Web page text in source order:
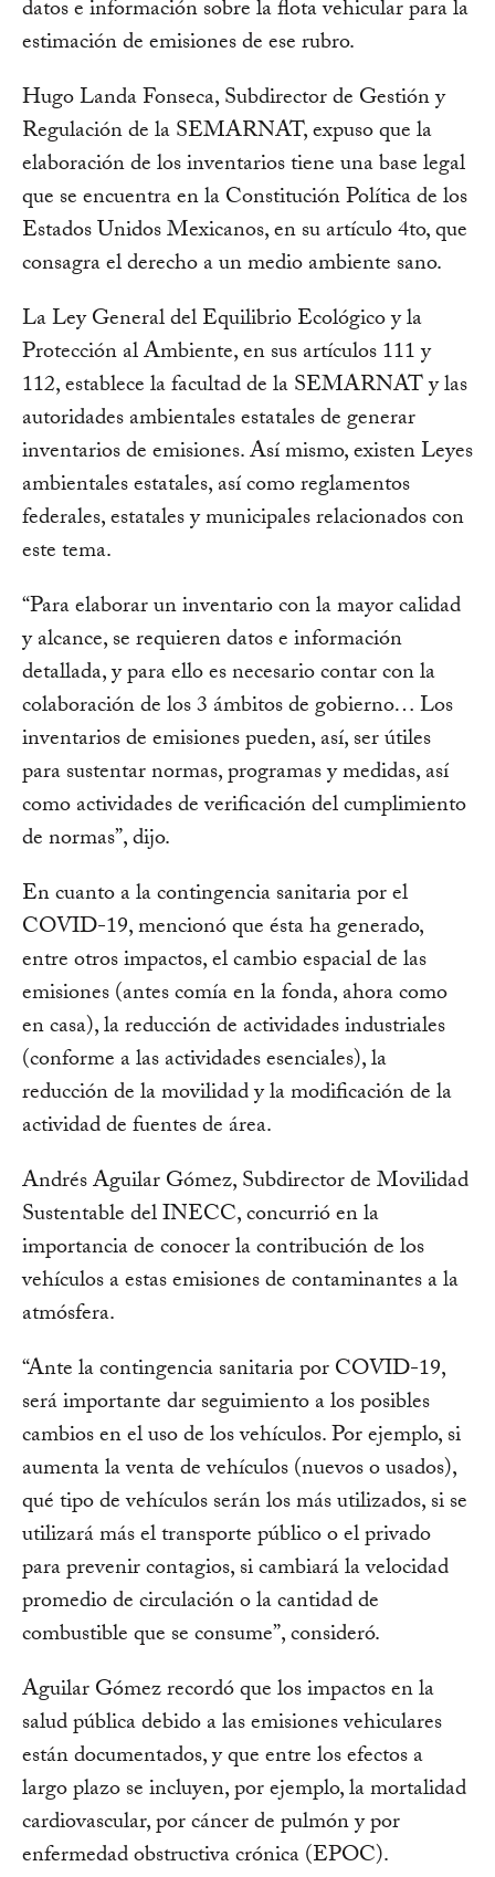
datos e información sobre la flota vehicular para la
estimación de emisiones de ese rubro.
Hugo Landa Fonseca, Subdirector de Gestión y
Regulación de la SEMARNAT, expuso que la
elaboración de los inventarios tiene una base legal
que se encuentra en la Constitución Política de los
Estados Unidos Mexicanos, en su artículo 4to, que
consagra el derecho a un medio ambiente sano.
La Ley General del Equilibrio Ecológico y la
Protección al Ambiente, en sus artículos 111 y
112, establece la facultad de la SEMARNAT y las
autoridades ambientales estatales de generar
inventarios de emisiones. Así mismo, existen Leyes
ambientales estatales, así como reglamentos
federales, estatales y municipales relacionados con
este tema.
“Para elaborar un inventario con la mayor calidad
y alcance, se requieren datos e información
detallada, y para ello es necesario contar con la
colaboración de los 3 ámbitos de gobierno… Los
inventarios de emisiones pueden, así, ser útiles
para sustentar normas, programas y medidas, así
como actividades de verificación del cumplimiento
de normas”, dijo.
En cuanto a la contingencia sanitaria por el
COVID-19, mencionó que ésta ha generado,
entre otros impactos, el cambio espacial de las
emisiones (antes comía en la fonda, ahora como
en casa), la reducción de actividades industriales
(conforme a las actividades esenciales), la
reducción de la movilidad y la modificación de la
actividad de fuentes de área.
Andrés Aguilar Gómez, Subdirector de Movilidad
Sustentable del INECC, concurrió en la
importancia de conocer la contribución de los
vehículos a estas emisiones de contaminantes a la
atmósfera.
“Ante la contingencia sanitaria por COVID-19,
será importante dar seguimiento a los posibles
cambios en el uso de los vehículos. Por ejemplo, si
aumenta la venta de vehículos (nuevos o usados),
qué tipo de vehículos serán los más utilizados, si se
utilizará más el transporte público o el privado
para prevenir contagios, si cambiará la velocidad
promedio de circulación o la cantidad de
combustible que se consume”, consideró.
Aguilar Gómez recordó que los impactos en la
salud pública debido a las emisiones vehiculares
están documentados, y que entre los efectos a
largo plazo se incluyen, por ejemplo, la mortalidad
cardiovascular, por cáncer de pulmón y por
enfermedad obstructiva crónica (EPOC).